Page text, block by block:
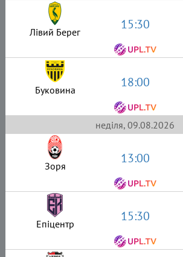
Лівий Берег 15:30
Буковина 18:00
неділя, 09.08.2026
Зоря 13:00
Епіцентр 15:30